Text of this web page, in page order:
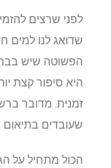
לפני שרצים
שדואג לנו למים
הפשוטה שיש
היא סיפור קצת
זמנית. מדובר
שעובדים בתיאום
הכול מתחיל על